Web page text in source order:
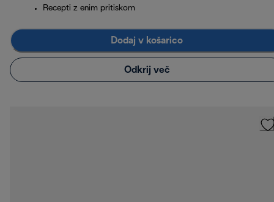
Recepti z enim pritiskom
Dodaj v košarico
Odkrij več